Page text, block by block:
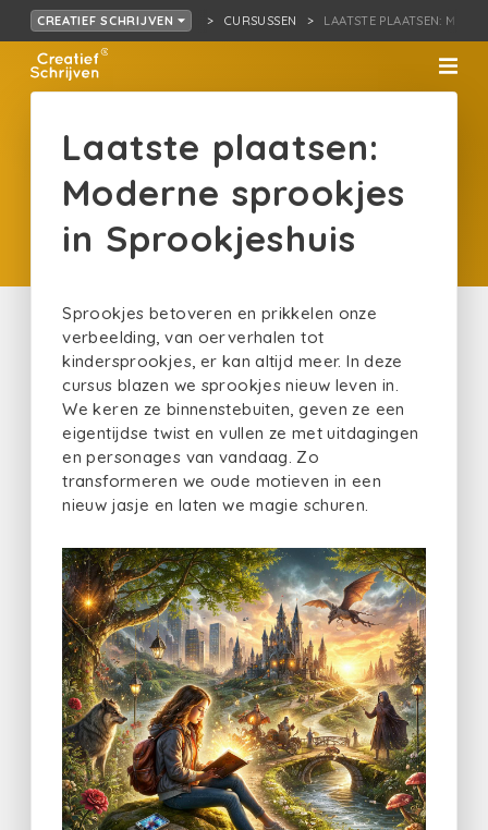
CREATIEF SCHRIJVEN CURSUSSEN LAATSTE PLAATSEN:
Laatste plaatsen:
Moderne sprookjes
in Sprookjeshuis
Sprookjes betoveren en prikkelen onze
verbeelding, van oerverhalen tot
kindersprookjes, er kan altijd meer. In deze
cursus blazen we sprookjes nieuw leven in.
We keren ze binnenstebuiten, geven ze een
eigentijdse twist en vullen ze met uitdagingen
en personages van vandaag. Zo
transformeren we oude motieven in een
nieuw jasje en laten we magie schuren.